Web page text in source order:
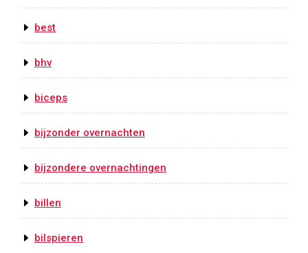
best
bhv
biceps
bijzonder overnachten
bijzondere overnachtingen
billen
bilspieren